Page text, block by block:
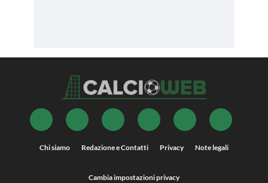
Chi siamo Redazione e Contatti Privacy Note legali
Cambia impostazioni privacy